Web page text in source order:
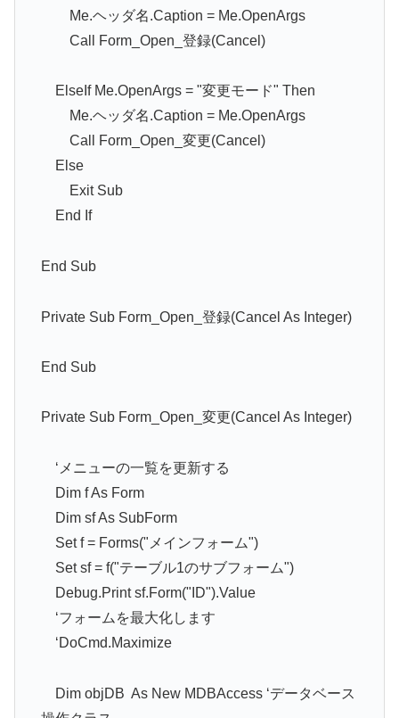
Me.ヘッダ名.Caption = Me.OpenArgs
Call Form_Open_登録(Cancel)
ElseIf Me.OpenArgs = "変更モード" Then
Me.ヘッダ名.Caption = Me.OpenArgs
Call Form_Open_変更(Cancel)
Else
Exit Sub
End If
End Sub
Private Sub Form_Open_登録(Cancel As Integer)
End Sub
Private Sub Form_Open_変更(Cancel As Integer)
‘メニューの一覧を更新する
Dim f As Form
Dim sf As SubForm
Set f = Forms("メインフォーム")
Set sf = f("テーブル1のサブフォーム")
Debug.Print sf.Form("ID").Value
‘フォームを最大化します
‘DoCmd.Maximize
Dim objDB As New MDBAccess ‘データベース